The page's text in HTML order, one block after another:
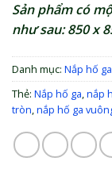
Sản phẩm có
như sau: 850 x
Danh mục: Nắp hố ga
Thẻ: Nắp hố ga,nắp
tròn,nắp hố ga